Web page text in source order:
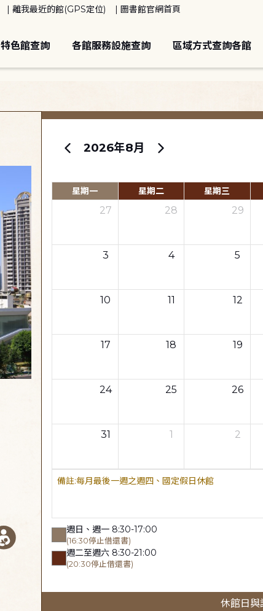
離我最近的館(GPS定位) 圖書館官網首頁
特色館查詢 各館服務設施查詢 區域方式查詢各館
2026年8月
星期一 星期二 星期三
27 28 29
3 4 5
10 11 12
17 18 19
24 25 26
31 1 2
每月最後一週之週四、國定假日休館
週日、週一 8:30-17:00
(16:30停止借還書)
週二至週六 8:30-21:00
(20:30停止借還書)
休館日與